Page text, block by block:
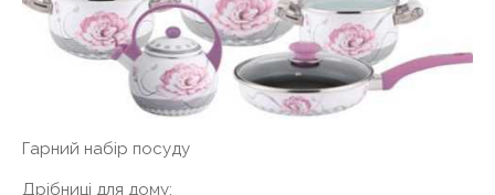
Гарний набір посуду
Дрібниці для дому: